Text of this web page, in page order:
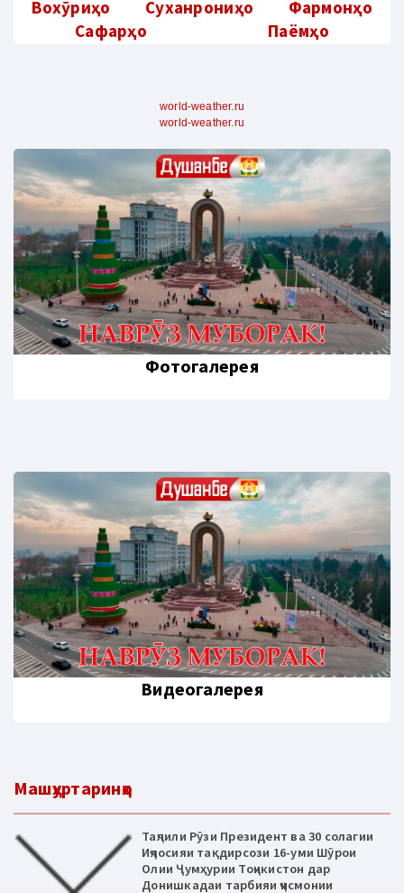
Вохӯриҳо Суханрониҳо
Фармонҳо
Сафарҳо
Паёмҳо
world-weather.ru
world-weather.ru
Фотогалерея
Видеогалерея
Машҳуртаринҳо
Таҷлили Рӯзи Президент ва 30 солагии
Иҷлосияи тақдирсози 16-уми Шӯрои
Олии Ҷумҳурии Тоҷикистон дар
Донишкадаи тарбияи ҷисмонии